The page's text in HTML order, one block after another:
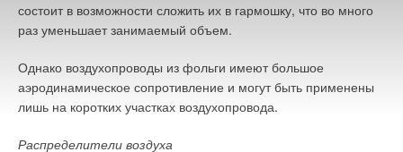
состоит в возможности сложить их в гармошку, что во много
раз уменьшает занимаемый объем.
Однако воздухопроводы из фольги имеют большое
аэродинамическое сопротивление и могут быть применены
лишь на коротких участках воздухопровода.
Распределители воздуха